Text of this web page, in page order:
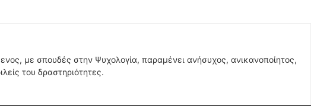
με σπουδές στην Ψυχολογία, παραμένει ανήσυχος, ανικανοποίητος,
του δραστηριότητες.